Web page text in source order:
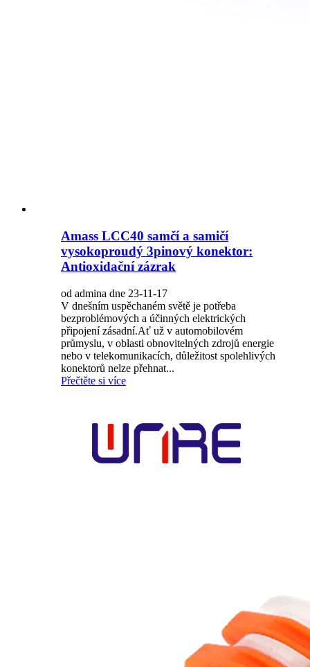
Amass LCC40 samčí a samičí
vysokoproudý 3pinový konektor:
Antioxidační zázrak
od admina dne 23-11-17
V dnešním uspěchaném světě je potřeba
bezproblémových a účinných elektrických
připojení zásadní.Ať už v automobilovém
průmyslu, v oblasti obnovitelných zdrojů energie
nebo v telekomunikacích, důležitost spolehlivých
konektorů nelze přehnat...
Přečtěte si více